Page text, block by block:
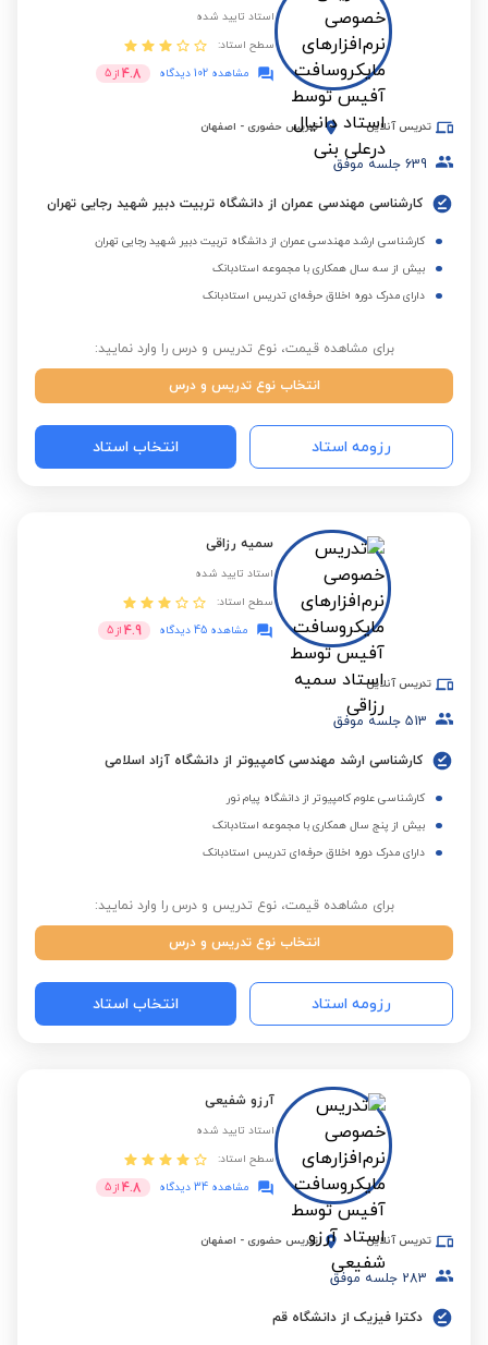
استاد تایید شده
سطح استاد:
مشاهده 102 دیدگاه
4.8 از 5
تدریس آنلاین تدریس حضوری - اصفهان
639 جلسه موفق
کارشناسی مهندسی عمران از دانشگاه تربیت دبیر شهید رجایی تهران
کارشناسی ارشد مهندسی عمران از دانشگاه تربیت دبیر شهید رجایی تهران
بیش از سه سال همکاری با مجموعه استادبانک
دارای مدرک دوره اخلاق حرفه‌ای تدریس استادبانک
برای مشاهده قیمت، نوع تدریس و درس را وارد نمایید:
انتخاب نوع تدریس و درس
رزومه استاد انتخاب استاد
سمیه رزاقی
استاد تایید شده
سطح استاد:
مشاهده 45 دیدگاه
4.9 از 5
تدریس آنلاین
513 جلسه موفق
کارشناسی ارشد مهندسی کامپیوتر از دانشگاه آزاد اسلامی
کارشناسی علوم کامپیوتر از دانشگاه پیام نور
بیش از پنج سال همکاری با مجموعه استادبانک
دارای مدرک دوره اخلاق حرفه‌ای تدریس استادبانک
برای مشاهده قیمت، نوع تدریس و درس را وارد نمایید:
انتخاب نوع تدریس و درس
رزومه استاد انتخاب استاد
آرزو شفیعی
استاد تایید شده
سطح استاد:
مشاهده 34 دیدگاه
4.8 از 5
تدریس آنلاین تدریس حضوری - اصفهان
283 جلسه موفق
دکترا فیزیک از دانشگاه قم